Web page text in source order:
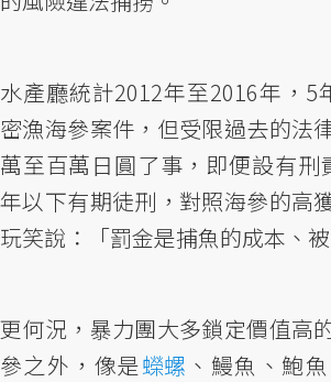
水產廳統計2012年至2016年，5
密漁海參案件，但受限過去的法
萬至百萬日圓了事，即便設有刑
年以下有期徒刑，對照海參的高
玩笑說：「罰金是捕魚的成本、
更何況，暴力團大多鎖定價值高
參之外，像是蠑螺 、鰻魚、鮑